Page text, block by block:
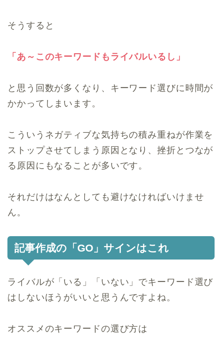
そうすると
「あ～このキーワードもライバルいるし」
と思う回数が多くなり、キーワード選びに時間が
かかってしまいます。
こういうネガティブな気持ちの積み重ねが作業を
ストップさせてしまう原因となり、挫折とつなが
る原因にもなることが多いです。
それだけはなんとしても避けなければいけませ
ん。
記事作成の「GO」サインはこれ
ライバルが「いる」「いない」でキーワード選び
はしないほうがいいと思うんですよね。
オススメのキーワードの選び方は